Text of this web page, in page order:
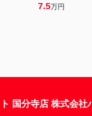
7.5万円
国分寺店 株式会社